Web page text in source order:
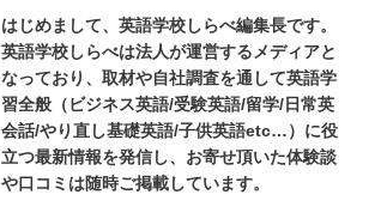
はじめまして、英語学校しらべ編集長です。
英語学校しらべは法人が運営するメディアと
なっており、取材や自社調査を通して英語学
習全般（ビジネス英語/受験英語/留学/日常英
会話/やり直し基礎英語/子供英語etc…）に役
立つ最新情報を発信し、お寄せ頂いた体験談
や口コミは随時ご掲載しています。